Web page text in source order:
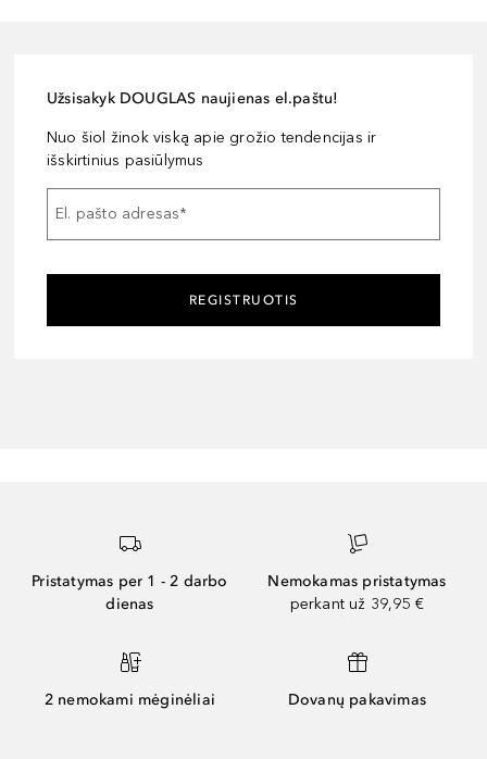
Užsisakyk DOUGLAS naujienas el.paštu!
Nuo šiol žinok viską apie grožio tendencijas ir
išskirtinius pasiūlymus
El. pašto adresas*
REGISTRUOTIS
Pristatymas per 1 - 2 darbo
dienas
Nemokamas pristatymas
perkant už 39,95 €
2 nemokami mėginėliai Dovanų pakavimas